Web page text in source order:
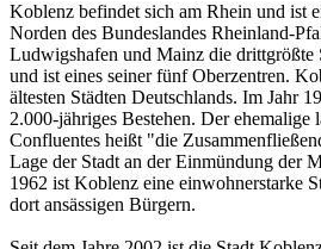
Koblenz befindet sich am Rhein und ist
Norden des Bundeslandes Rheinland-
Ludwigshafen und Mainz die drittgrößte
und ist eines seiner fünf Oberzentren.
ältesten Städten Deutschlands. Im Jahr
2.000-jähriges Bestehen. Der ehemalige
Confluentes heißt "die
Lage der Stadt an der Einmündung der
1962 ist Koblenz eine einwohnerstarke
dort ansässigen Bürgern.